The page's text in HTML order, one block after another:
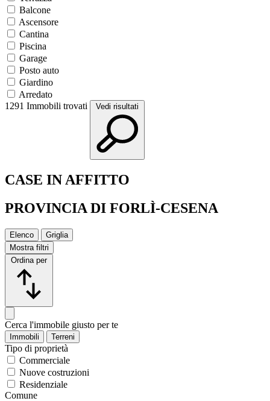
Balcone
Ascensore
Cantina
Piscina
Garage
Posto auto
Giardino
Arredato
1291 Immobili trovati Vedi risultati
CASE IN AFFITTO
PROVINCIA DI FORLÌ-CESENA
Elenco
Griglia
Mostra filtri
Ordina per
Cerca l'immobile giusto per te
Immobili Terreni
Tipo di proprietà
Commerciale
Nuove costruzioni
Residenziale
Comune